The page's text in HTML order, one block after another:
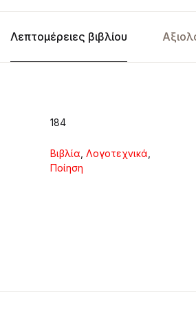
Λεπτομέρειες βιβλίου
184
Βιβλία Λογοτεχνικά
Ποίηση